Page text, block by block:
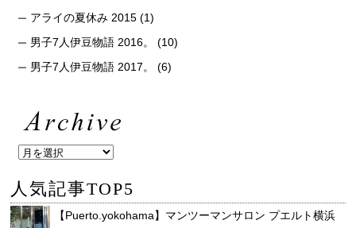
アライの夏休み 2015 (1)
男子7人伊豆物語 2016。
(10)
男子7人伊豆物語 2017。
(6)
人気記事TOP5
【Puerto.yokohama】マンツーマンサロン プエルト横浜